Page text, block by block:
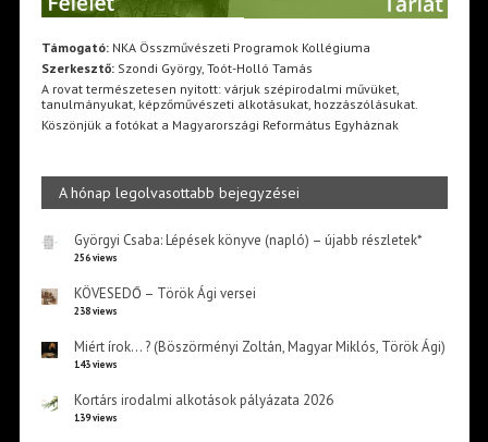
Támogató:NKA Összművészeti Programok Kollégiuma
Szerkesztő:Szondi György, Toót-Holló Tamás
A rovat természetesen nyitott: várjuk szépirodalmi művüket,
tanulmányukat, képzőművészeti alkotásukat, hozzászólásukat.
Köszönjük a fotókat a Magyarországi Református Egyháznak
A hónap legolvasottabb bejegyzései
Györgyi Csaba: Lépések könyve (napló) – újabb részletek*
256 views
KÖVESEDŐ – Török Ági versei
238 views
Miért írok… ? (Böszörményi Zoltán, Magyar Miklós, Török Ági)
143 views
Kortárs irodalmi alkotások pályázata 2026
139 views